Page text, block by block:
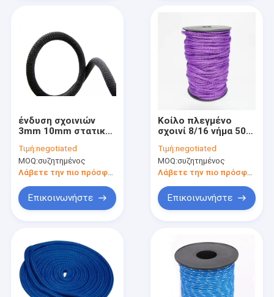
Προϊόντα
Περίπου εμείς
ένδυση σχοινιών
3mm 10mm στατική
θαλάσσιο σχοινί
πολυεστέρα
Τιμή:negotiated
MOQ:συζητημένος
Λάβετε την πιο πρόσφατη τιμή
Επικοινωνήστε
Κοίλο πλεγμένο
σχοινί 8/16 νήμα 50ft
διαμαντιών PP
Τιμή:negotiated
MOQ:συζητημένος
Λάβετε την πιο πρόσφατη τιμή
Επικοινωνήστε